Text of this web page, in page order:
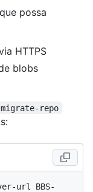
possa
HTTPS
blobs
repo
url BBS-